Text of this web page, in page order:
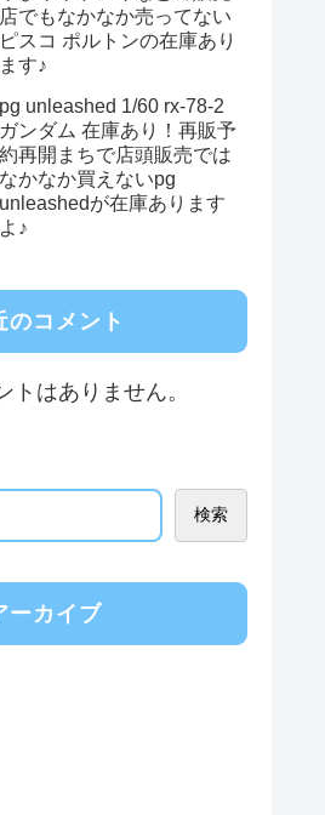
店でもなかなか売ってない
ピスコ ポルトンの在庫あり
ます♪
pg unleashed 1/60 rx-78-2
ガンダム 在庫あり！再販予
約再開まちで店頭販売では
なかなか買えないpg
unleashedが在庫あります
よ♪
のコメント
トはありません。
検索
ーカイブ